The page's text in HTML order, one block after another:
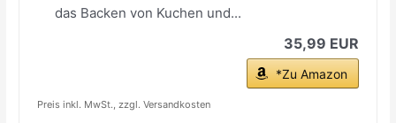
das Backen von Kuchen und...
35,99 EUR
*Zu Amazon
Preis inkl. MwSt., zzgl. Versandkosten